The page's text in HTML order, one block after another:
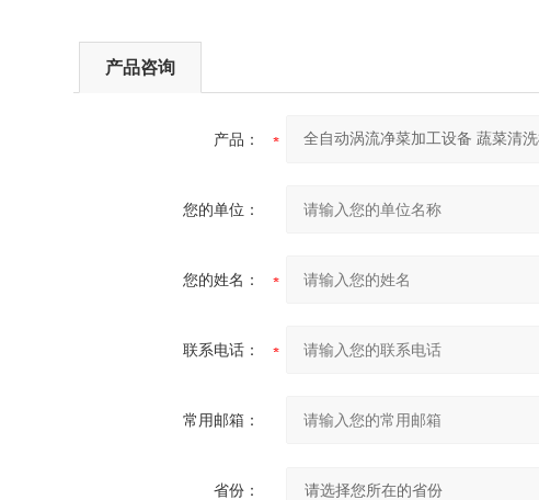
产品咨询
产品：
您的单位：
您的姓名：
联系电话：
常用邮箱：
省份：